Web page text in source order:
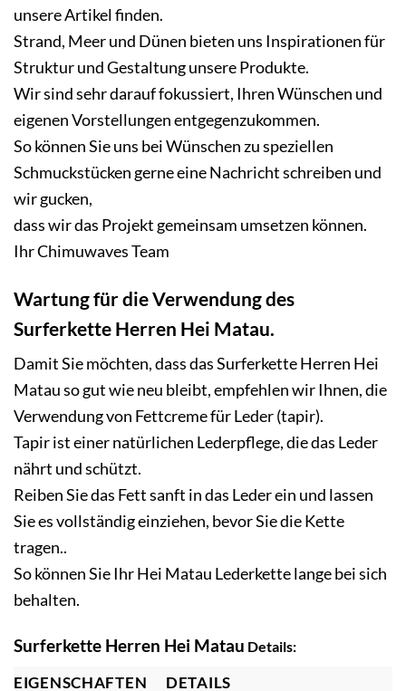
unsere Artikel finden.
Strand, Meer und Dünen bieten uns Inspirationen für
Struktur und Gestaltung unsere Produkte.
Wir sind sehr darauf fokussiert, Ihren Wünschen und
eigenen Vorstellungen entgegenzukommen.
So können Sie uns bei Wünschen zu speziellen
Schmuckstücken gerne eine Nachricht schreiben und
wir gucken,
dass wir das Projekt gemeinsam umsetzen können.
Ihr Chimuwaves Team
Wartung für die Verwendung des
Surferkette Herren Hei Matau.
Damit Sie möchten, dass das Surferkette Herren Hei
Matau so gut wie neu bleibt, empfehlen wir Ihnen, die
Verwendung von Fettcreme für Leder (tapir).
Tapir ist einer natürlichen Lederpflege, die das Leder
nährt und schützt.
Reiben Sie das Fett sanft in das Leder ein und lassen
Sie es vollständig einziehen, bevor Sie die Kette
tragen..
So können Sie IhrHei Matau Lederkettelange bei sich
behalten.
Surferkette Herren Hei Matau Details:
EIGENSCHAFTEN
DETAILS